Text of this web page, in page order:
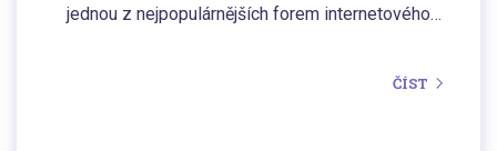
jednou z nejpopulárnějších forem internetového
provést i zdarma. Na rozdíl od mnohem
ČÍST